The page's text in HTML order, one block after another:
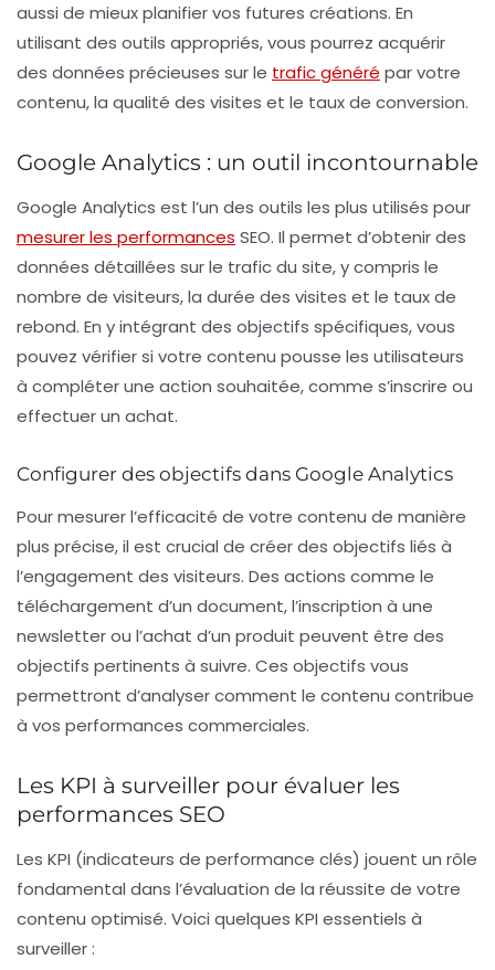
aussi de mieux planifier vos futures créations. En
utilisant des outils appropriés, vous pourrez acquérir
des données précieuses sur le trafic généré par votre
contenu, la qualité des visites et le taux de conversion.
Google Analytics : un outil incontournable
Google Analytics est l’un des outils les plus utilisés pour
mesurer les performances SEO. Il permet d’obtenir des
données détaillées sur le trafic du site, y compris le
nombre de visiteurs, la durée des visites et le taux de
rebond. En y intégrant des objectifs spécifiques, vous
pouvez vérifier si votre contenu pousse les utilisateurs
à compléter une action souhaitée, comme s’inscrire ou
effectuer un achat.
Configurer des objectifs dans Google Analytics
Pour mesurer l’efficacité de votre contenu de manière
plus précise, il est crucial de créer des objectifs liés à
l’engagement des visiteurs. Des actions comme le
téléchargement d’un document, l’inscription à une
newsletter ou l’achat d’un produit peuvent être des
objectifs pertinents à suivre. Ces objectifs vous
permettront d’analyser comment le contenu contribue
à vos performances commerciales.
Les KPI à surveiller pour évaluer les
performances SEO
Les KPI (indicateurs de performance clés) jouent un rôle
fondamental dans l’évaluation de la réussite de votre
contenu optimisé. Voici quelques KPI essentiels à
surveiller :